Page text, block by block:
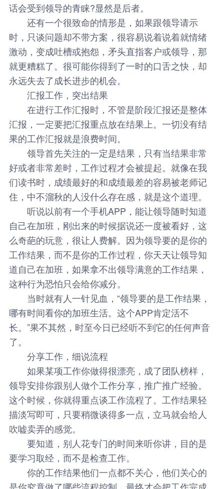
话会受到领导的青睐?显然是后者。
还有一个很致命的情形是，如果跟领导请示
时，只谈问题却不带方案，很容易说着说着就情绪
激动，变成吐槽或抱怨，矛头直指客户或领导，那
就更糟糕了。很可能你得到了一时的口舌之快，却
永远失去了成长进步的机会。
汇报工作，突出结果
在进行工作汇报时，不管是阶段汇报还是整体
汇报，一定要把汇报重点放在结果上。一切没有结
果的工作汇报就是浪费时间。
领导首先关注的一定是结果，只有当结果非常
好或者非常差时，工作过程才会被提起。就像在我
们读书时，成绩最好的和成绩最差的容易被老师记
住，中不溜秋的人没什么存在感，就是这个道理。
听说以前有一个手机APP，能让领导随时知道
自己在加班，刚出来的时候据说还一度被看好，这
么奇葩的玩意，很让人费解。因为领导要的是你的
工作结果，而不是你的工作过程，你天天让领导知
道自己在加班，如果拿不出领导满意的工作结果，
这种行为恐怕只会给你减分。
当时就有人一针见血，“领导要的是工作结果，
哪有时间看你的加班生活。这个APP肯定活不
长。”果不其然，时至今日已经听不到它的任何声音
了。
分享工作，细说流程
如果某项工作你做得很漂亮，成了团队榜样，
领导安排你跟别人做个工作分享，推广推广经验。
这个时候，你就得重点谈工作流程了。工作结果轻
描淡写即可，只要稍微谈得多一点，立马就会给人
吹嘘卖弄的感觉。
要知道，别人花专门的时间来听你讲，目的是
要学习取经，而不是检查工作。
你的工作结果他们一点都不关心，他们关心的